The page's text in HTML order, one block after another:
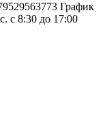
График
с 8:30 до 17:00